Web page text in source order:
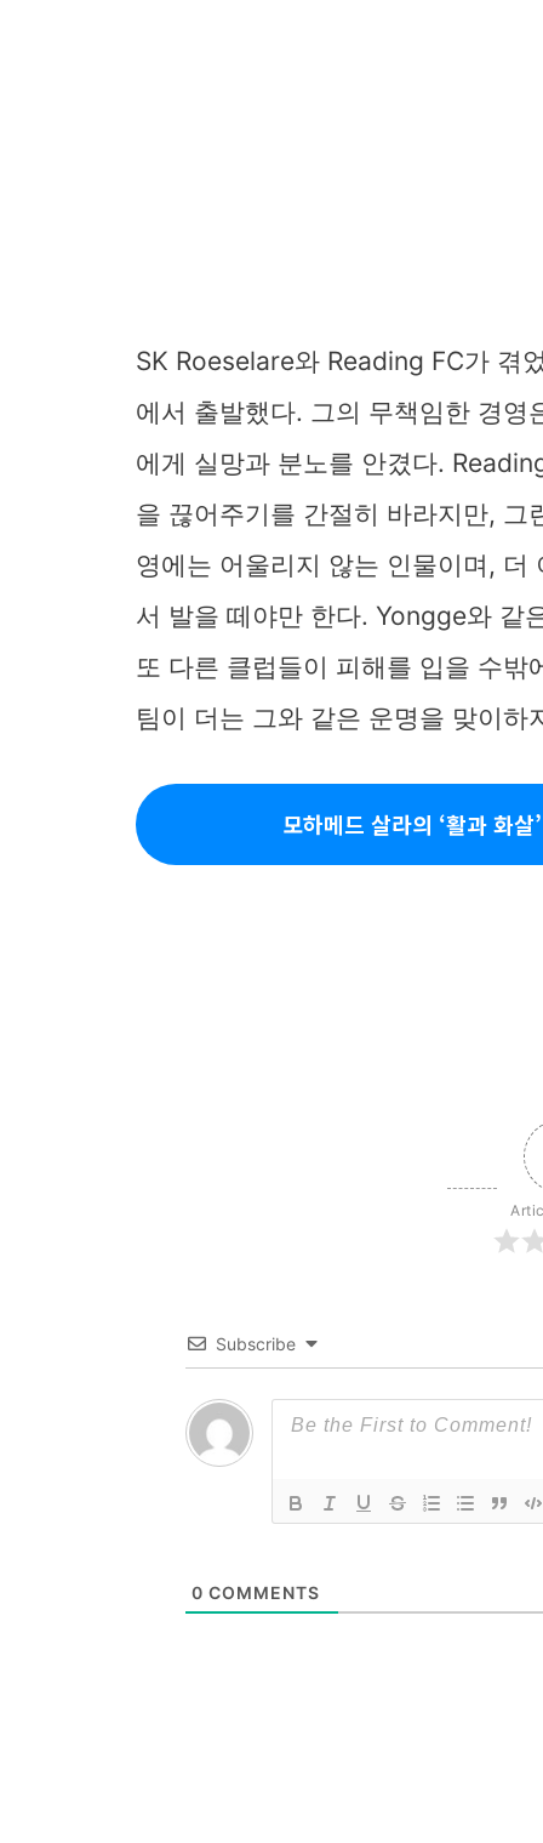
SK Roeselare와 Reading FC가 겪
에서 출발했다. 그의 무책임한 경
에게 실망과 분노를 안겼다.
을 끊어주기를 간절히 바라지만,
영에는 어울리지 않는 인물이며,
서 발을 떼야만 한다. Yongge와 같
또 다른 클럽들이 피해를 입을 수
팀이 더는 그와 같은 운명을 맞이하
모하메드 살라의 ‘활과 화
Subscribe
0 COMMENTS